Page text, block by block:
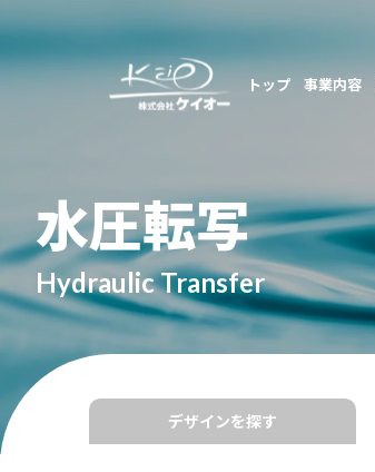
トップ 事業内容
水圧転写
Hydraulic Transfer
デザインを探す